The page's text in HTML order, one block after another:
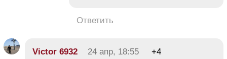
Ответить
Victor 6932 24 апр, 18:55
+4